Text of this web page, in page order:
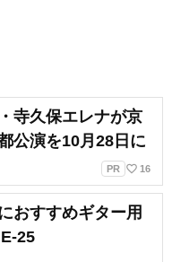
寺久保エレナが京
公演を10月28日に
PR favorite_border 16
おすすめギター用
25